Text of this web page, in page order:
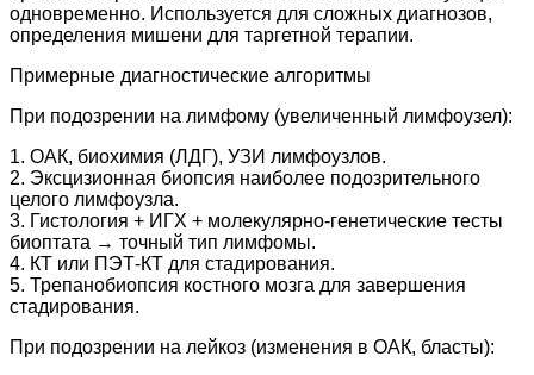
одновременно. Используется для сложных диагнозов,
определения мишени для таргетной терапии.
Примерные диагностические алгоритмы
При подозрении на лимфому (увеличенный лимфоузел):
1. ОАК, биохимия (ЛДГ), УЗИ лимфоузлов.
2. Эксцизионная биопсия наиболее подозрительного
целого лимфоузла.
3. Гистология + ИГХ + молекулярно-генетические тесты
биоптата → точный тип лимфомы.
4. КТ или ПЭТ-КТ для стадирования.
5. Трепанобиопсия костного мозга для завершения
стадирования.
При подозрении на лейкоз (изменения в ОАК, бласты):